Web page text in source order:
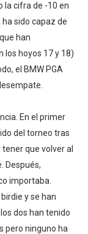
la cifra de -10 en
ha sido capaz de
han
los hoyos 17 y 18)
el BMW PGA
En el primer
del torneo tras
que volver al
Después,
importaba.
y se han
dos han tenido
pero ninguno ha